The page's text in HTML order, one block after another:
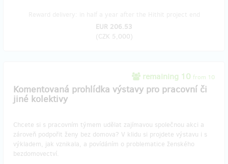
EUR 206.53
(CZK 5,000)
remaining 10 from 10
Komentovaná prohlídka výstavy pro pracovní či
jiné kolektivy
Chcete si s pracovním týmem udělat zajímavou společnou akci a
zároveň podpořit ženy bez domova? V klidu si projdete výstavu i s
výkladem, jak vznikala, a povídáním o problematice ženského
bezdomovectví.